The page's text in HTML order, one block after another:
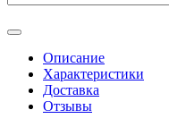
Описание
Характеристики
Доставка
Отзывы